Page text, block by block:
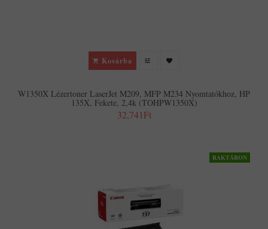
Kosárba
W1350X Lézertoner LaserJet M209, MFP M234 Nyomtatókhoz, HP
135X, Fekete, 2,4k (TOHPW1350X)
32,741Ft
RAKTÁRON